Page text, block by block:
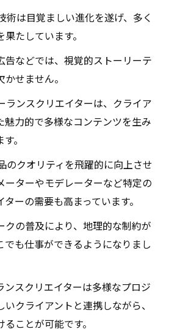
術は目覚ましい進化を遂げ、多く
たしています。
告などでは、視覚的ストーリーテ
せません。
ランスクリエイターは、クライア
魅力的で多様なコンテンツを生み
。
のクオリティを飛躍的に向上させ
ーターやモデレーターなど特定の
ーの需要も高まっています。
クの普及により、地理的な制約が
でも仕事ができるようになりまし
ンスクリエイターは多様なプロジ
クライアントと連携しながら、
ことが可能です。